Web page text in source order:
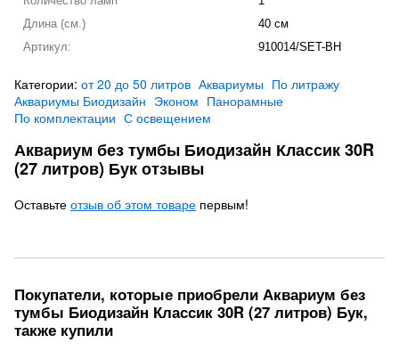
Длина (см.)
40 см
Артикул:
910014/SET-BH
Категории: от 20 до 50 литров Аквариумы По литражу
Аквариумы Биодизайн Эконом Панорамные
По комплектации С освещением
Аквариум без тумбы Биодизайн Классик 30R
(27 литров) Бук отзывы
Оставьте отзыв об этом товаре первым!
Покупатели, которые приобрели Аквариум без
тумбы Биодизайн Классик 30R (27 литров) Бук,
также купили